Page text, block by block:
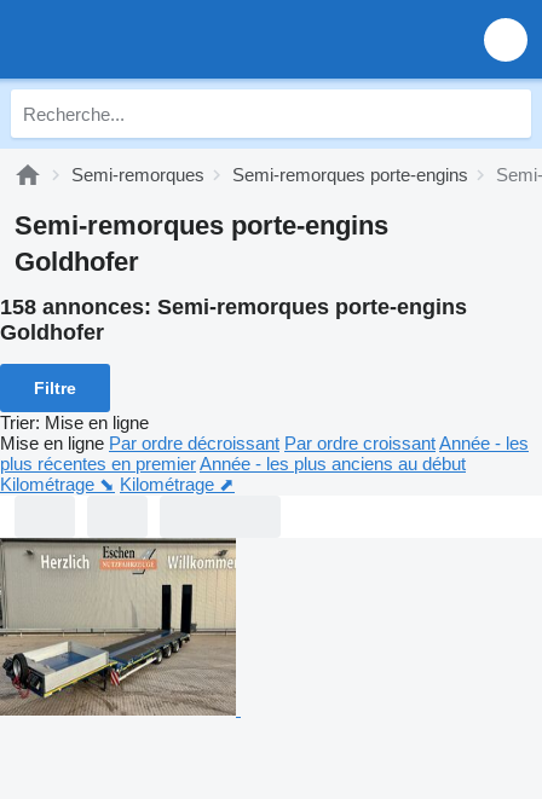
Semi-remorques Semi-remorques porte-engins
Semi-remorques porte-engins
Goldhofer
158 annonces: Semi-remorques porte-engins
Goldhofer
Filtre
Trier: Mise en ligne
Mise en ligne Par ordre décroissant Par ordre croissantAnnée - les
plus récentes en premierAnnée - les plus anciens au début
Kilométrage ⬊ Kilométrage ⬈